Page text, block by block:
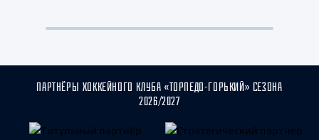
ПАРТНЁРЫ ХОККЕЙНОГО КЛУБА «ТОРПЕДО-ГОРЬКИЙ» СЕЗОНА
2026/2027